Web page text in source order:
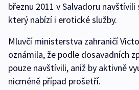
březnu 2011 v Salvadoru
který nabízí i erotické služby.
Mluvčí ministerstva zahraničí
oznámila, že podle dosavadních
pouze navštívili, aniž by aktivně
nicméně případ prošetří.